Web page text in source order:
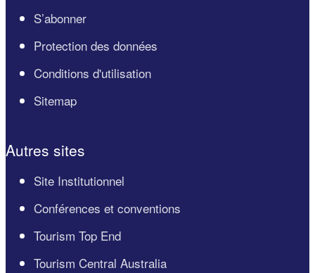
S’abonner
Protection des données
Conditions d'utilisation
Sitemap
Autres sites
Site Institutionnel
Conférences et conventions
Tourism Top End
Tourism Central Australia